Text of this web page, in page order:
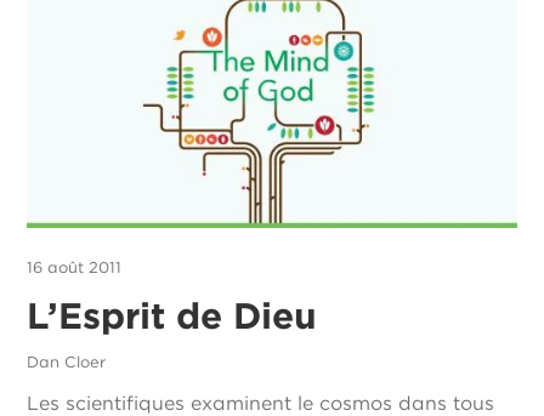
16 août 2011
L’Esprit de Dieu
Dan Cloer
Les scientifiques examinent le cosmos dans tous